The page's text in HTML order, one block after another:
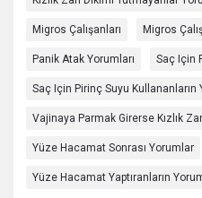
Migros Çalışanları Migros
Panik Atak Yorumları Saç Için
Saç Için Pirinç Suyu Kullananların
Vajinaya Parmak Girerse Kızlık
Yüze Hacamat Sonrası Yorumlar
Yüze Hacamat Yaptıranların